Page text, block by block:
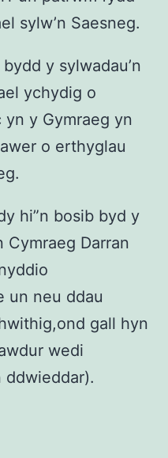
sylw’n Saesneg.
y sylwadau’n
ychydig o
y Gymraeg yn
o erthyglau
hi”n bosib byd y
Cymraeg Darran
un neu ddau
gall hyn
wedi
ddwieddar).